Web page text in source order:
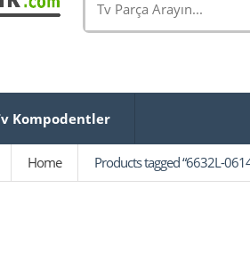
Kompodentler
Home Products tagged “6632L-